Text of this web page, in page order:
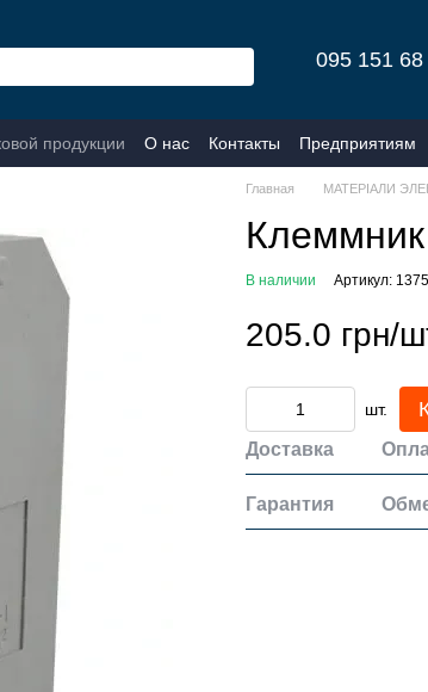
095 151 68
продукции О нас Контакты Предприятиям
Главная МАТЕРІАЛИ
В наличии Артикул:
205.0 грн/
шт.
Доставка
Гарантия